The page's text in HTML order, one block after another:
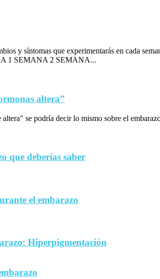
y síntomas que experimentarás en cada
1 SEMANA 2 SEMANA...
altera”
se podría decir lo mismo sobre el
que deberías saber
el embarazo
Hiperpigmentación